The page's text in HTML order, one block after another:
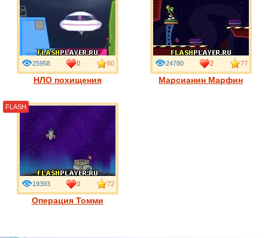
НЛО похищения
25958 0 60
Марсианин Марфин
24780 2 77
Операция Томми
19393 0 72
FLASH